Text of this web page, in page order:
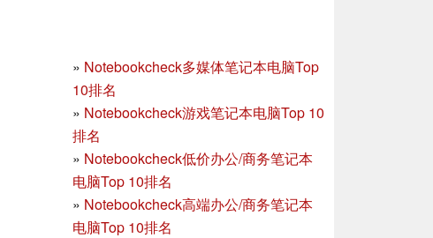
» Notebookcheck多媒体笔记本电脑Top
10排名
» Notebookcheck游戏笔记本电脑Top 10
排名
» Notebookcheck低价办公/商务笔记本
电脑Top 10排名
» Notebookcheck高端办公/商务笔记本
电脑Top 10排名